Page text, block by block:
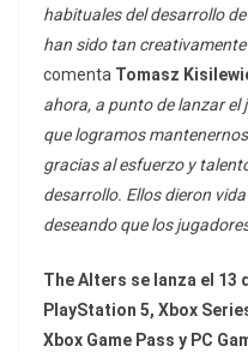
habituales del desarrollo
han sido tan
comenta Tomasz
ahora, a punto de lanzar el
que logramos
gracias al esfuerzo y
desarrollo. Ellos dieron
deseando que los
The Alters se lanza el 13
PlayStation 5, Xbox
Xbox Game Pass y PC